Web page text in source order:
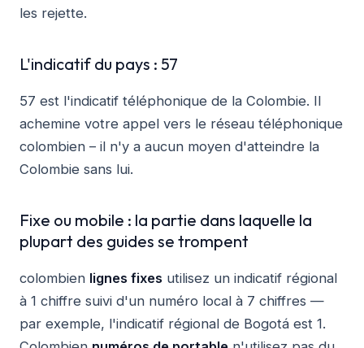
les rejette.
L'indicatif du pays : 57
57 est l'indicatif téléphonique de la Colombie. Il
achemine votre appel vers le réseau téléphonique
colombien – il n'y a aucun moyen d'atteindre la
Colombie sans lui.
Fixe ou mobile : la partie dans laquelle la
plupart des guides se trompent
colombien lignes fixes utilisez un indicatif régional
à 1 chiffre suivi d'un numéro local à 7 chiffres —
par exemple, l'indicatif régional de Bogotá est 1.